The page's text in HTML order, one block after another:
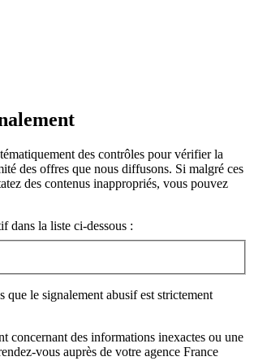
des contrôles pour vérifier la
des offres que nous diffusons. Si malgré ces
des contenus inappropriés, vous pouvez
dans la liste ci-dessous :
que le signalement abusif est strictement
concernant des informations inexactes ou une
vous auprès de votre agence France